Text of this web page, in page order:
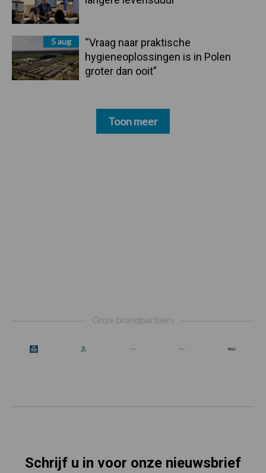
5 aug
“Vraag naar praktische
hygieneoplossingen is in Polen
groter dan ooit”
Toon meer
Onze brandpartners
Schrijf u in voor onze nieuwsbrief